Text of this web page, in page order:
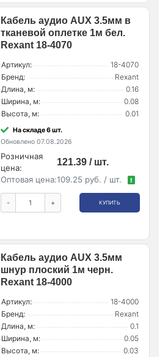
Кабель аудио AUX 3.5мм в
тканевой оплетке 1м бел.
Rexant 18-4070
Артикул:
18-4070
Бренд:
Rexant
Длина, м:
0.16
Ширина, м:
0.08
Высота, м:
0.01
На складе 6 шт.
Обновлено 07.08.2026
Розничная
цена:
121.39 / шт.
Оптовая цена:109.25 руб. / шт. !
- + КУПИТЬ
Кабель аудио AUX 3.5мм
шнур плоский 1м черн.
Rexant 18-4000
Артикул:
18-4000
Бренд:
Rexant
Длина, м:
0.1
Ширина, м:
0.05
Высота, м:
0.03